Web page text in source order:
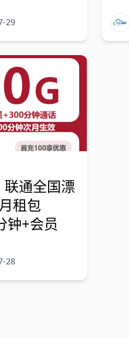
29
通全国漂
租包
钟+会员
28